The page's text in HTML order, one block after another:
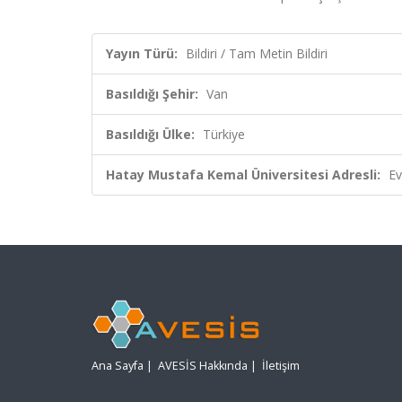
Yayın Türü: Bildiri / Tam Metin Bildiri
Basıldığı Şehir: Van
Basıldığı Ülke: Türkiye
Hatay Mustafa Kemal Üniversitesi Adresli:
Ana Sayfa | AVESİS Hakkında | İletişim